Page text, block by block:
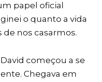
papel oficial
o quanto a vida
nos casarmos.
começou a se
Chegava em